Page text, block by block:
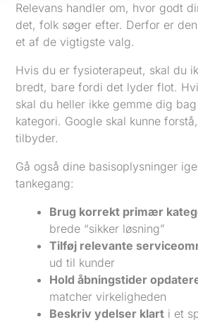
Relevans handler om, hvor godt
det, folk søger efter. Derfor er
et af de vigtigste valg.
Hvis du er fysioterapeut, skal du
bredt, bare fordi det lyder flot.
skal du heller ikke gemme dig
kategori. Google skal kunne
tilbyder.
Gå også dine basisoplysninger
tankegang:
Brug korrekt primær
brede “sikker løsning”
Tilføj relevante
ud til kunder
Hold åbningstider
matcher virkeligheden
Beskriv ydelser klart i et